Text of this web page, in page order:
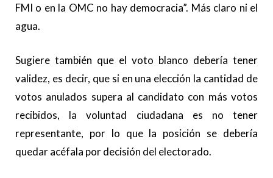
FMI o en la OMC no hay democracia”. Más claro ni el
agua.
Sugiere también que el voto blanco debería tener
validez, es decir, que si en una elección la cantidad de
votos anulados supera al candidato con más votos
recibidos, la voluntad ciudadana es no tener
representante, por lo que la posición se debería
quedar acéfala por decisión del electorado.